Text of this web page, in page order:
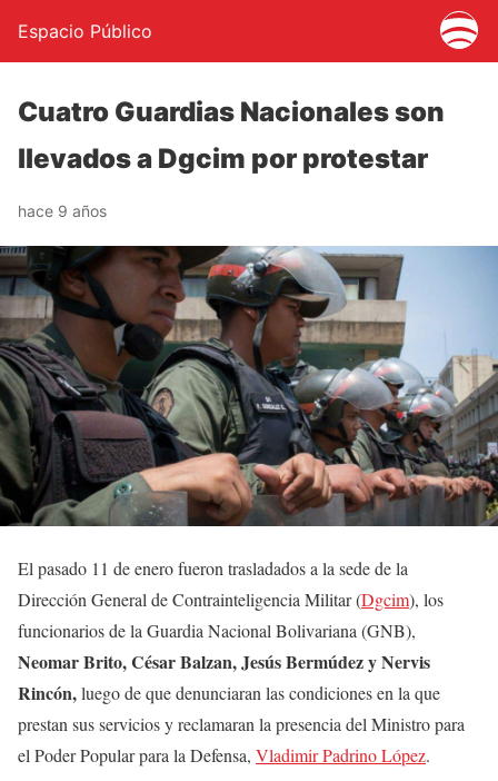
Espacio Público
Cuatro Guardias Nacionales son
llevados a Dgcim por protestar
hace 9 años
El pasado 11 de enero fueron trasladados a la sede de la
Dirección General de Contrainteligencia Militar (Dgcim), los
funcionarios de la Guardia Nacional Bolivariana (GNB),
Neomar Brito, César Balzan, Jesús Bermúdez y Nervis
Rincón,luego de que denunciaran las condiciones en la que
prestan sus servicios y reclamaran la presencia del Ministro para
el Poder Popular para la Defensa, Vladimir Padrino López.